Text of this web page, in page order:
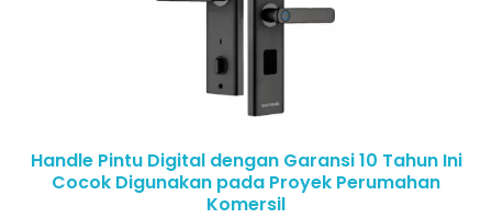
Handle Pintu Digital dengan Garansi 10 Tahun Ini
Cocok Digunakan pada Proyek Perumahan
Komersil